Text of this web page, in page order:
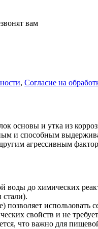
вам
, Согласие на
основы и утка из
и способным
агрессивным
воды до химических
стали).
свойств и не
что важно для